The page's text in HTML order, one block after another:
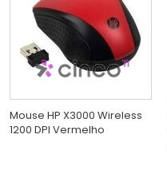
Mouse HP X3000 Wireless
1200 DPI Vermelho